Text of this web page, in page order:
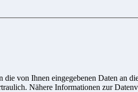
die von Ihnen eingegebenen Daten an
Nähere Informationen zur